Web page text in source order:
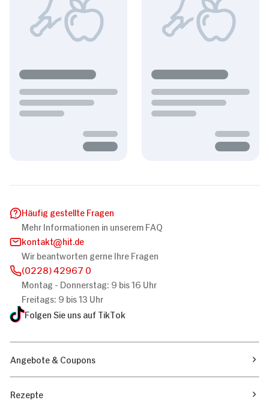
Häufig gestellte Fragen
Mehr Informationen in unserem FAQ
kontakt
hit.de
Wir beantworten gerne Ihre Fragen
(0228) 42967 0
Montag - Donnerstag: 9 bis 16 Uhr
Freitags: 9 bis 13 Uhr
Folgen Sie uns auf TikTok
Angebote & Coupons
Rezepte